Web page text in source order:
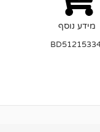
מידע נוסף